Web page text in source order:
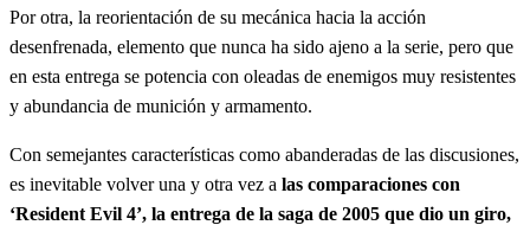
Por otra, la reorientación de su mecánica hacia la acción
desenfrenada, elemento que nunca ha sido ajeno a la serie, pero que
en esta entrega se potencia con oleadas de enemigos muy resistentes
y abundancia de munición y armamento.
Con semejantes características como abanderadas de las discusiones,
es inevitable volver una y otra vez a las comparaciones con
‘Resident Evil 4’, la entrega de la saga de 2005 que dio un giro,